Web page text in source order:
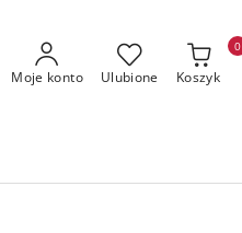
Moje konto Ulubione Koszyk
0